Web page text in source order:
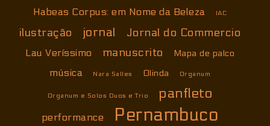
Habeas Corpus: em Nome da Beleza IAC
ilustração jornal Jornal do Commercio
Lau Veríssimo manuscrito Mapa de palco
música Nara Salles Olinda Organum
Organum e Solos Duos e Trio panfleto
performance Pernambuco